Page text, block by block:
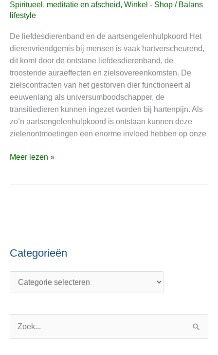
Spiritueel, meditatie en afscheid, Winkel - Shop / Balans
lifestyle
De liefdesdierenband en de aartsengelenhulpkoord Het
dierenvriendgemis bij mensen is vaak hartverscheurend,
dit komt door de ontstane liefdesdierenband, de
troostende auraeffecten en zielsovereenkomsten. De
zielscontracten van het gestorven dier functioneert al
eeuwenlang als universumboodschapper, de
transitiedieren kunnen ingezet worden bij hartenpijn. Als
zo’n aartsengelenhulpkoord is ontstaan kunnen deze
zielenontmoetingen een enorme invloed hebben op onze
die
gemist
wordt
is
onnoemelijk
sterk,
maar
blijven
aartsengelenhulpkoorden
Meer lezen »
Categorieën
C
g
O
r